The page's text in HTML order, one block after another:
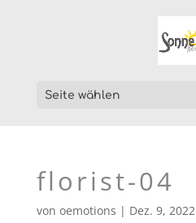
Seite wählen
florist-04
von oemotions | Dez. 9, 2022